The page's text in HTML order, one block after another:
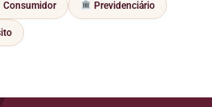
Consumidor Previdenciário